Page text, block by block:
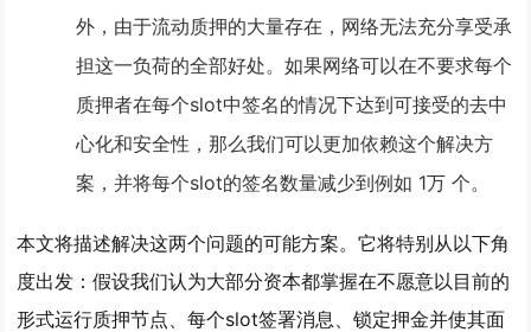
外，由于流动质押的大量存在，网络无法充分享受承
担这一负荷的全部好处。如果网络可以在不要求每个
质押者在每个slot中签名的情况下达到可接受的去中
心化和安全性，那么我们可以更加依赖这个解决方
案，并将每个slot的签名数量减少到例如 1万 个。
本文将描述解决这两个问题的可能方案。它将特别从以下角
度出发：假设我们认为大部分资本都掌握在不愿意以目前的
形式运行质押节点、每个slot签署消息、锁定押金并使其面